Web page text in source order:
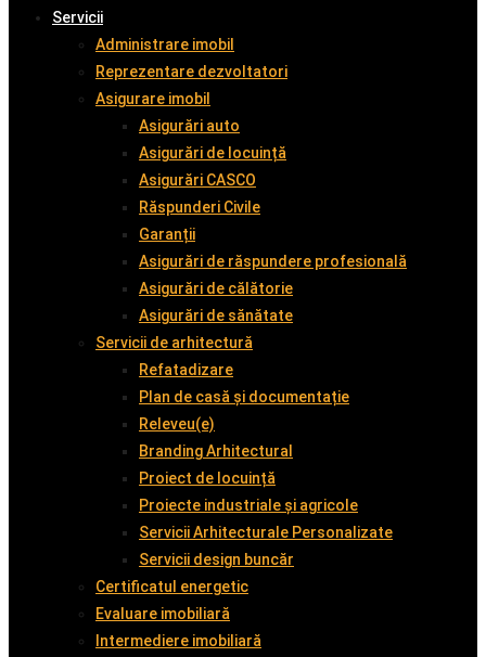
Servicii
Administrare imobil
Reprezentare dezvoltatori
Asigurare imobil
Asigurări auto
Asigurări de locuință
Asigurări CASCO
Răspunderi Civile
Garanții
Asigurări de răspundere profesională
Asigurări de călătorie
Asigurări de sănătate
Servicii de arhitectură
Refatadizare
Plan de casă și documentație
Releveu(e)
Branding Arhitectural
Proiect de locuință
Proiecte industriale și agricole
Servicii Arhitecturale Personalizate
Servicii design buncăr
Certificatul energetic
Evaluare imobiliară
Intermediere imobiliară